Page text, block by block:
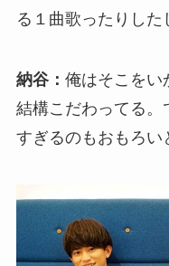
る１曲歌ったりした
納谷： 俺はそこをい
結構こだわってる。
すぎるのもおもろい